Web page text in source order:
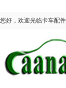
您好，欢迎光临卡车配